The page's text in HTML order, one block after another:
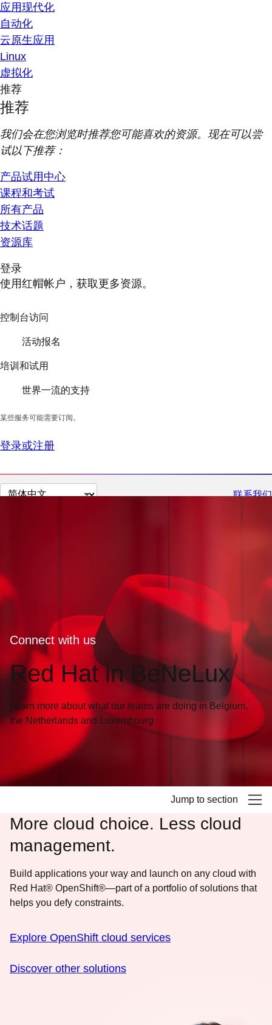
应用现代化
自动化
云原生应用
Linux
虚拟化
推荐
推荐
我们会在您浏览时推荐您可能喜欢的资源。现在可以尝
试以下推荐：
产品试用中心
课程和考试
所有产品
技术话题
资源库
登录
使用红帽帐户，获取更多资源。
控制台访问
活动报名
培训和试用
世界一流的支持
某些服务可能需要订阅。
登录或注册
切
言
联系我们
Connect with us
Red Hat in BeNeLux
Learn more about what our teams are doing in Belgium,
the Netherlands and Luxembourg
Jump to section
More cloud choice. Less cloud
management.
Build applications your way and launch on any cloud with
Red Hat® OpenShift®—part of a portfolio of solutions that
helps you defy constraints.
Explore OpenShift cloud services
Discover other solutions